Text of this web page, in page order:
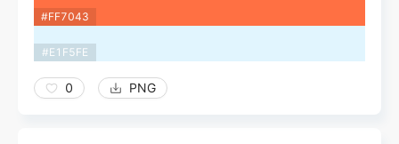
#FF7043
#E1F5FE
0 PNG